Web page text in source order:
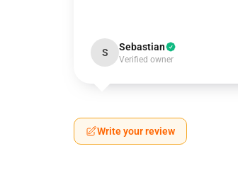
S Sebastian
Verified owner
Write your review